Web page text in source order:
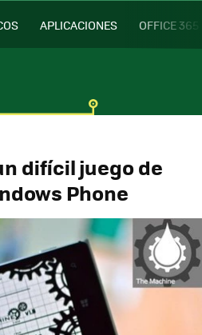
APLICACIONES OFFICE 365
difícil juego de
Phone